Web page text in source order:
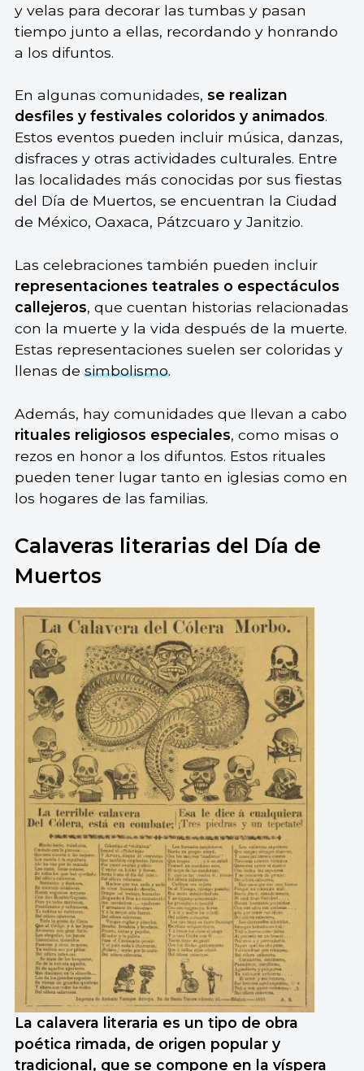
y velas para decorar las tumbas y pasan
tiempo junto a ellas, recordando y honrando
a los difuntos.
En algunas comunidades, se realizan
desfiles y festivales coloridos y animados.
Estos eventos pueden incluir música, danzas,
disfraces y otras actividades culturales. Entre
las localidades más conocidas por sus fiestas
del Día de Muertos, se encuentran la Ciudad
de México, Oaxaca, Pátzcuaro y Janitzio.
Las celebraciones también pueden incluir
representaciones teatrales o espectáculos
callejeros, que cuentan historias relacionadas
con la muerte y la vida después de la muerte.
Estas representaciones suelen ser coloridas y
llenas desimbolismo.
Además, hay comunidades que llevan a cabo
rituales religiosos especiales, como misas o
rezos en honor a los difuntos. Estos rituales
pueden tener lugar tanto en iglesias como en
los hogares de las familias.
Calaveras literarias del Día de
Muertos
La calavera literaria es un tipo de obra
poética rimada, de origen popular y
tradicional, que se compone en la víspera